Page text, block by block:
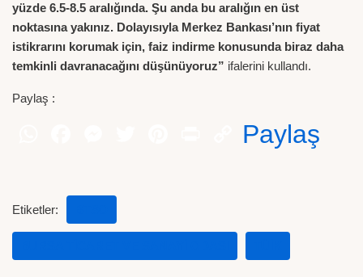
yüzde 6.5-8.5 aralığında. Şu anda bu aralığın en üst
noktasına yakınız. Dolayısıyla Merkez Bankası’nın fiyat
istikrarını korumak için, faiz indirme konusunda biraz daha
temkinli davranacağını düşünüyoruz” ifalerini kullandı.
Paylaş :
Paylaş
Etiketler: